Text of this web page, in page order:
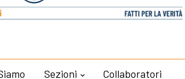
Sezioni Collaboratori